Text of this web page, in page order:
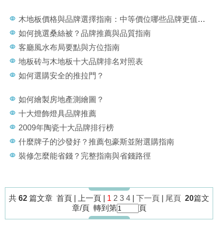
木地板價格與品牌選擇指南：中等價位哪些品牌更值得買？
如何挑選桑絲被？品牌推薦與品質指南
客廳風水布局要點與方位指南
地板砖与木地板十大品牌排名对照表
如何選購安全的推拉門？
如何繪製房地產測繪圖？
十大燈飾燈具品牌推薦
2009年陶瓷十大品牌排行榜
什麼牌子的沙發好？推薦包豪斯並附選購指南
裝修怎麼能省錢？完整指南與省錢路徑
共 62 篇文章 首頁 | 上一頁 | 1 2 3 4 下一頁 尾頁 20篇文
章/頁 轉到第
頁